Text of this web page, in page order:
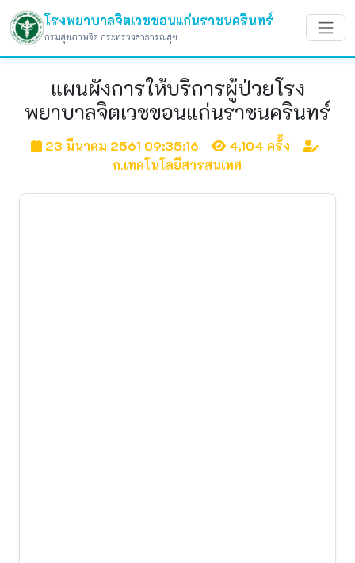
โรงพยาบาลจิตเวชขอนแก่นราชนครินทร์
กรมสุขภาพจิต กระทรวงสาธารณสุข
แผนผังการให้บริการผู้ป่วยโรง
พยาบาลจิตเวชขอนแก่นราชนครินทร์
23 มีนาคม 2561 09:35:16
4,104 ครั้ง
ก.เทคโนโลยีสารสนเทศ